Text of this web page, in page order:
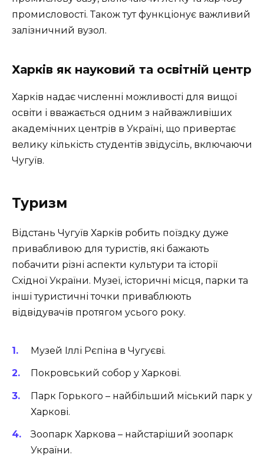
промисловості. Також тут функціонує важливий
залізничний вузол.
Харків як науковий та освітній центр
Харків надає численні можливості для вищої
освіти і вважається одним з найважливіших
академічних центрів в Україні, що привертає
велику кількість студентів звідусіль, включаючи
Чугуїв.
Туризм
Відстань Чугуїв Харків робить поїздку дуже
привабливою для туристів, які бажають
побачити різні аспекти культури та історії
Східної України. Музеї, історичні місця, парки та
інші туристичні точки приваблюють
відвідувачів протягом усього року.
Музей Іллі Рєпіна в Чугуєві.
Покровський собор у Харкові.
Парк Горького – найбільший міський парк у
Харкові.
Зоопарк Харкова – найстаріший зоопарк
України.